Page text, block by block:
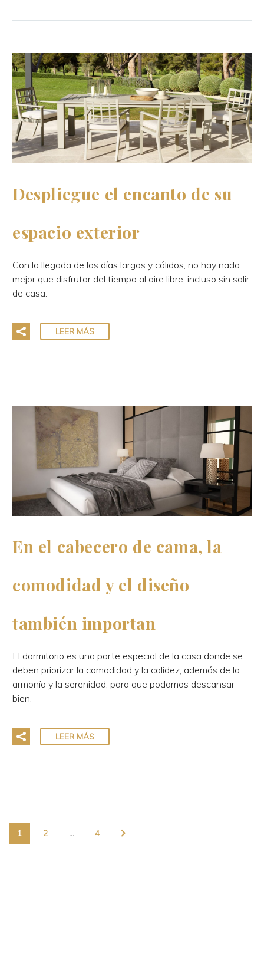
Despliegue el encanto de su
espacio exterior
Con la llegada de los días largos y cálidos, no hay nada
mejor que disfrutar del tiempo al aire libre, incluso sin salir
de casa.
LEER MÁS
En el cabecero de cama, la
comodidad y el diseño
también importan
El dormitorio es una parte especial de la casa donde se
deben priorizar la comodidad y la calidez, además de la
armonía y la serenidad, para que podamos descansar
bien.
LEER MÁS
1 2 … 4